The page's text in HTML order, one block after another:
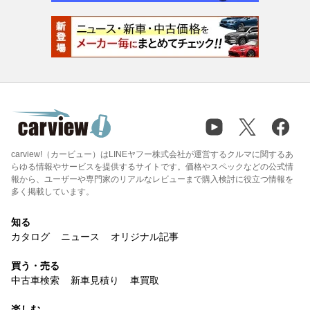
carview!（カービュー）はLINEヤフー株式会社が運営するクルマに関するあ
らゆる情報やサービスを提供するサイトです。価格やスペックなどの公式情
報から、ユーザーや専門家のリアルなレビューまで購入検討に役立つ情報を
多く掲載しています。
知る
カタログ
ニュース オリジナル記事
買う・売る
中古車検索
新車見積り 車買取